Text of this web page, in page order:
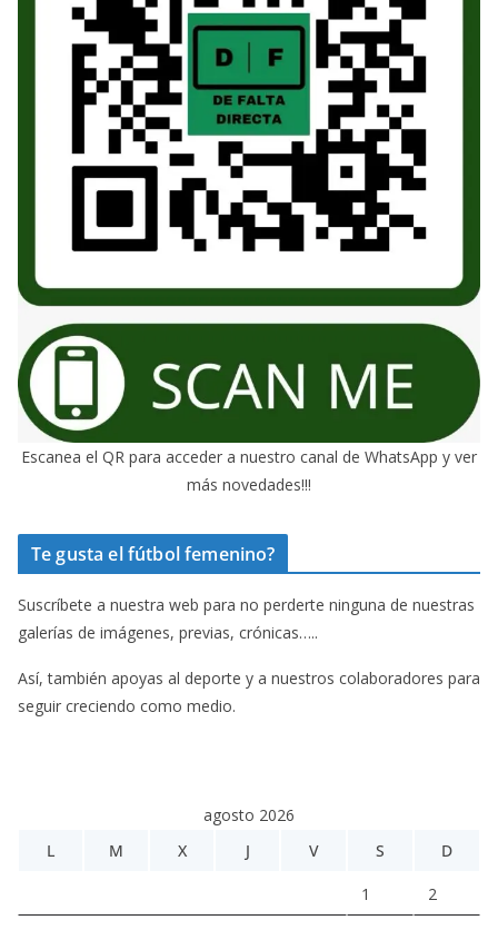
Escanea el QR para acceder a nuestro canal de WhatsApp y ver
más novedades!!!
Te gusta el fútbol femenino?
Suscríbete a nuestra web para no perderte ninguna de nuestras
galerías de imágenes, previas, crónicas…..
Así, también apoyas al deporte y a nuestros colaboradores para
seguir creciendo como medio.
agosto 2026
L
M X J V S D
1 2